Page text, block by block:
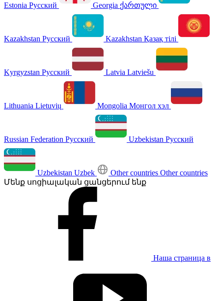
Estonia Русский Georgia ქართული
Kazakhstan Русский Kazakhstan Қазақ тілі
Kyrgyzstan Русский Latvia Latviešu
Lithuania Lietuvių Mongolia Монгол хэл
Russian Federation Русский Uzbekistan Русский
Uzbekistan Uzbek Other countries Other countries
Մենք սոցիալական ցանցերում ենք
Наша страница в